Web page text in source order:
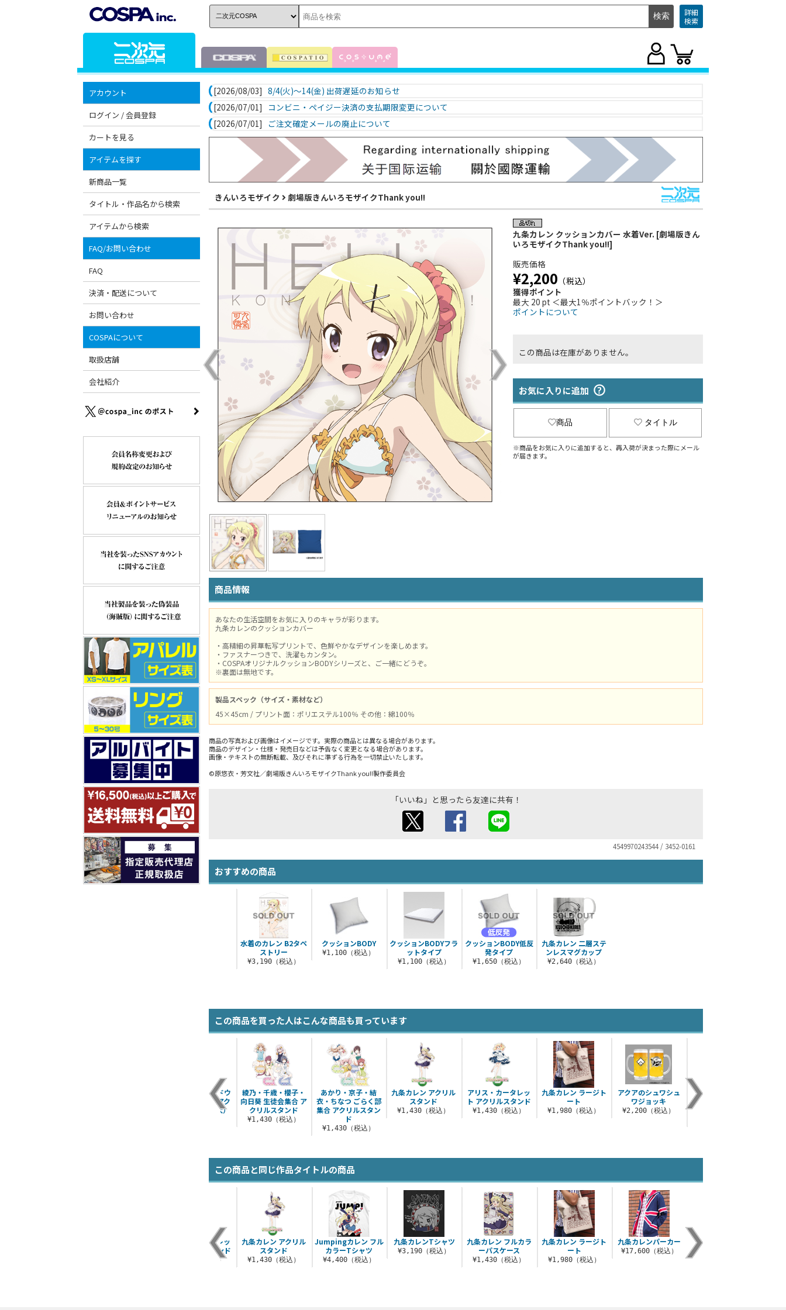
詳細
検索
アカウント
ログイン / 会員登録
カートを見る
アイテムを探す
新商品一覧
タイトル・作品名から検索
アイテムから検索
FAQ/お問い合わせ
FAQ
決済・配送について
お問い合わせ
COSPAについて
取扱店舗
会社紹介
[2026/08/03] 8/4(火)～14(金) 出荷遅延のお知らせ
[2026/07/01]
コンビニ・ペイジー決済の支払期限変更について
[2026/07/01]
ご注文確定メールの廃止について
きんいろモザイク 劇場版きんいろモザイクThank you!!
九条カレン クッションカバー 水着Ver. [劇場版きん
いろモザイクThank you!!]
販売価格
¥2,200 （税込）
獲得ポイント
最大 20 pt ＜最大1％ポイントバック！＞
ポイントについて
この商品は在庫がありません。
お気に入りに追加
商品 タイトル
※商品をお気に入りに追加すると、再入荷が決まった際にメール
が届きます。
商品情報
あなたの生活空間をお気に入りのキャラが彩ります。
九条カレンのクッションカバー
・高精細の昇華転写プリントで、色鮮やかなデザインを楽しめます。
・ファスナーつきで、洗濯もカンタン。
・COSPAオリジナルクッションBODYシリーズと、ご一緒にどうぞ。
※裏面は無地です。
製品スペック（サイズ・素材など）
45×45cm / プリント面：ポリエステル100％ その他：綿100％
商品の写真および画像はイメージです。実際の商品とは異なる場合があります。
商品のデザイン・仕様・発売日などは予告なく変更となる場合があります。
画像・テキストの無断転載、及びそれに準ずる行為を一切禁止いたします。
©原悠衣・芳文社／劇場版きんいろモザイクThank you!!製作委員会
「いいね」と思ったら友達に共有！
4549970243544 / 3452-0161
おすすめの商品
クッションBODYフラ
ットタイプ
¥1,100（税込）
クッションBODY低反
発タイプ
¥1,650（税込）
九条カレン 二層ステ
ンレスマグカップ
¥2,640（税込）
水着のカレン B2タペ
ストリー
¥3,190（税込）
クッションBODY
¥1,100（税込）
この商品を買った人はこんな商品も買っています
九条カレン アクリル
スタンド
¥1,430（税込）
アリス・カータレッ
ト アクリルスタンド
¥1,430（税込）
九条カレン ラージト
ート
¥1,980（税込）
アクアのシュワシュ
ワジョッキ
¥2,200（税込）
ひよりたちといっし
ょにお出かけ アクリ
描き下ろし シャドウ
ミストレス優子 アク
リルスタンド（大）
綾乃・千歳・櫻子・
向日葵 生徒会集合 ア
クリルスタンド
¥1,430（税込）
あかり・京子・結
衣・ちなつ ごらく部
集合 アクリルスタン
ド
¥1,430（税込）
この商品と同じ作品タイトルの商品
九条カレンTシャツ
¥3,190（税込）
九条カレン フルカラ
ーパスケース
¥1,430（税込）
九条カレン ラージト
ート
¥1,980（税込）
九条カレンパーカー
¥17,600（税込）
アリス・カータレッ
ト アクリルスタンド
¥1,430（税込）
九条カレン アクリル
スタンド
¥1,430（税込）
Jumpingカレン フル
カラーTシャツ
¥4,400（税込）